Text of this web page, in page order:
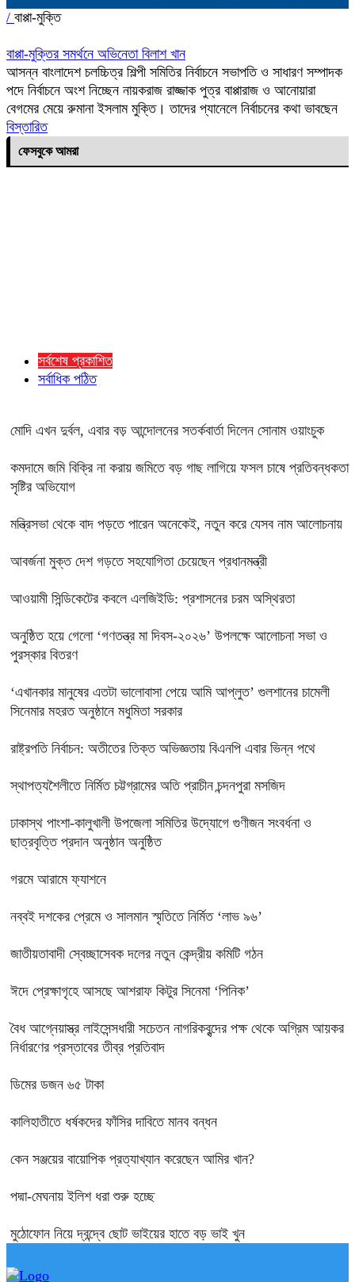
/ বাপ্পা-মুক্তি
বাপ্পা-মুক্তির সমর্থনে অভিনেতা বিলাশ খান
আসন্ন বাংলাদেশ চলচ্চিত্র শিল্পী সমিতির নির্বাচনে সভাপতি ও সাধারণ সম্পাদক
পদে নির্বাচনে অংশ নিচ্ছেন নায়করাজ রাজ্জাক পুত্র বাপ্পারাজ ও আনোয়ারা
বেগমের মেয়ে রুমানা ইসলাম মুক্তি। তাদের প্যানেলে নির্বাচনের কথা ভাবছেন
বিস্তারিত
ফেসবুকে আমরা
সর্বশেষ প্রকাশিত
সর্বাধিক পঠিত
মোদি এখন দুর্বল, এবার বড় আন্দোলনের সতর্কবার্তা দিলেন সোনাম ওয়াংচুক
কমদামে জমি বিক্রি না করায় জমিতে বড় গাছ লাগিয়ে ফসল চাষে প্রতিবন্ধকতা
সৃষ্টির অভিযোগ
মন্ত্রিসভা থেকে বাদ পড়তে পারেন অনেকেই, নতুন করে যেসব নাম আলোচনায়
আবর্জনা মুক্ত দেশ গড়তে সহযোগিতা চেয়েছেন প্রধানমন্ত্রী
‎আওয়ামী সিন্ডিকেটের কবলে এলজিইডি: প্রশাসনের চরম অস্থিরতা
অনুষ্ঠিত হয়ে গেলো ‘গণতন্ত্র মা দিবস-২০২৬’ উপলক্ষে আলোচনা সভা ও
পুরস্কার বিতরণ
‘এখানকার মানুষের এতটা ভালোবাসা পেয়ে আমি আপ্লুত’ গুলশানের চামেলী
সিনেমার মহরত অনুষ্ঠানে মধুমিতা সরকার
রাষ্ট্রপতি নির্বাচন: অতীতের তিক্ত অভিজ্ঞতায় বিএনপি এবার ভিন্ন পথে
স্থাপত্যশৈলীতে নির্মিত চট্টগ্রামের অতি প্রাচীন চন্দনপুরা মসজিদ
ঢাকাস্থ পাংশা-কালুখালী উপজেলা সমিতির উদ্যোগে গুণীজন সংবর্ধনা ও
ছাত্রবৃত্তি প্রদান অনুষ্ঠান অনুষ্ঠিত
গরমে আরামে ফ্যাশনে
নব্বই দশকের প্রেমে ও সালমান স্মৃতিতে নির্মিত ‘লাভ ৯৬’
জাতীয়তাবাদী স্বেচ্ছাসেবক দলের নতুন কেন্দ্রীয় কমিটি গঠন
ঈদে প্রেক্ষাগৃহে আসছে আশরাফ কিটুর সিনেমা ‘পিনিক’
বৈধ আগ্নেয়াস্ত্র লাইসেন্সধারী সচেতন নাগরিকবৃন্দের পক্ষ থেকে অগ্রিম আয়কর
নির্ধারণের প্রস্তাবের তীব্র প্রতিবাদ
ডিমের ডজন ৬৫ টাকা
কালিহাতীতে ধর্ষকদের ফাঁসির দাবিতে মানব বন্ধন
কেন সঞ্জয়ের বায়োপিক প্রত্যাখ্যান করেছেন আমির খান?
পদ্মা-মেঘনায় ইলিশ ধরা শুরু হচ্ছে
মুঠোফোন নিয়ে দ্বন্দ্বে ছোট ভাইয়ের হাতে বড় ভাই খুন